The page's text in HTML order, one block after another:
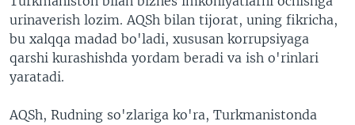
urinaverish lozim. AQSh bilan tijorat, uning fikricha,
bu xalqqa madad bo'ladi, xususan korrupsiyaga
qarshi kurashishda yordam beradi va ish o'rinlari
yaratadi.
AQSh, Rudning so'zlariga ko'ra, Turkmanistonda